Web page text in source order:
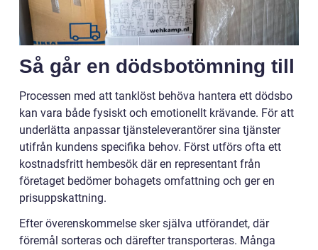
Så går en dödsbotömning till
Processen med att tanklöst behöva hantera ett dödsbo
kan vara både fysiskt och emotionellt krävande. För att
underlätta anpassar tjänsteleverantörer sina tjänster
utifrån kundens specifika behov. Först utförs ofta ett
kostnadsfritt hembesök där en representant från
företaget bedömer bohagets omfattning och ger en
prisuppskattning.
Efter överenskommelse sker själva utförandet, där
föremål sorteras och därefter transporteras. Många